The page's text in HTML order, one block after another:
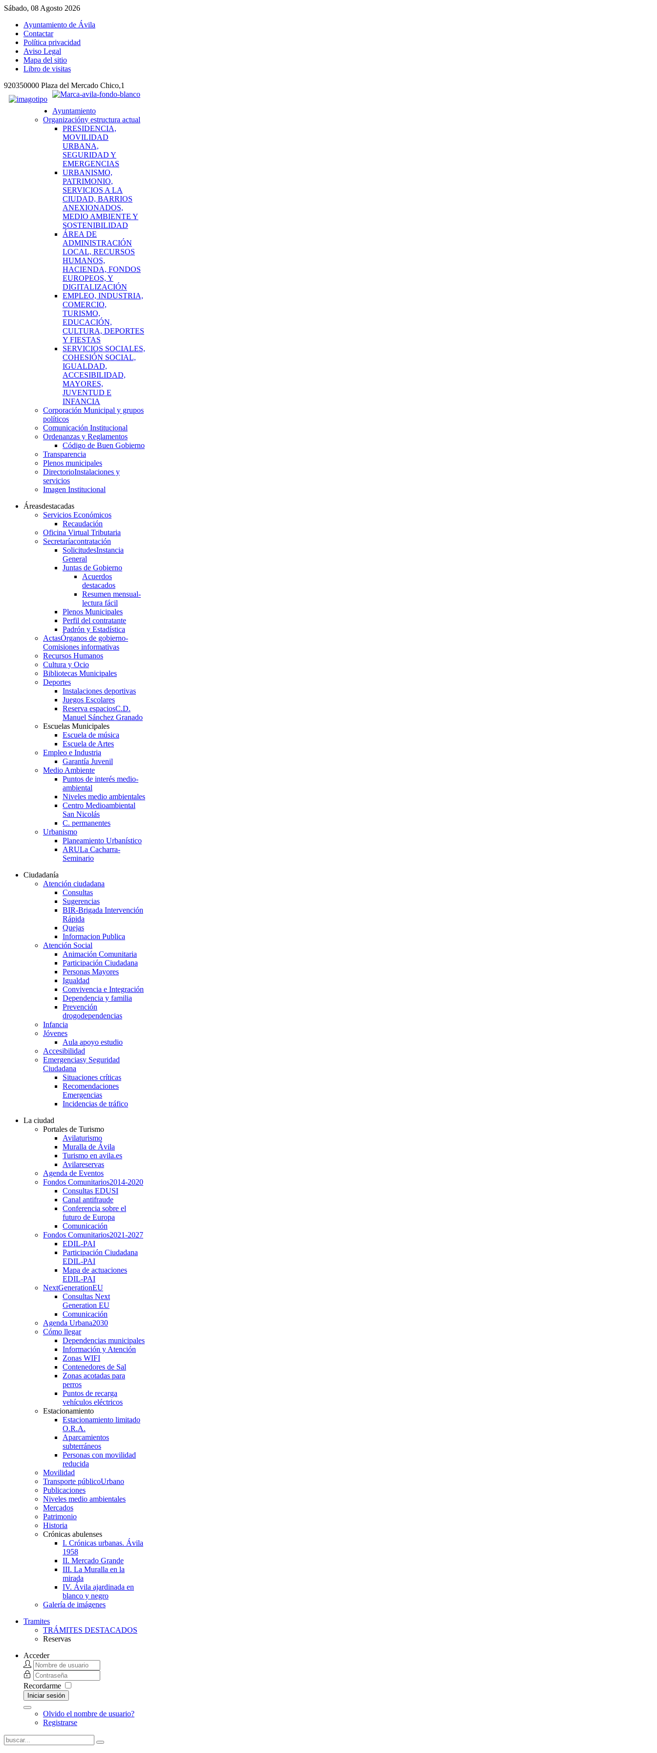
Sábado, 08 Agosto 2026
Ayuntamiento de Ávila
Contactar
Política privacidad
Aviso Legal
Mapa del sitio
Libro de visitas
920350000 Plaza del Mercado Chico,1
Ayuntamiento
Organizacióny estructura actual
PRESIDENCIA,
MOVILIDAD
URBANA,
SEGURIDAD Y
EMERGENCIAS
URBANISMO,
PATRIMONIO,
SERVICIOS A LA
CIUDAD, BARRIOS
ANEXIONADOS,
MEDIO AMBIENTE Y
SOSTENIBILIDAD
ÁREA DE
ADMINISTRACIÓN
LOCAL, RECURSOS
HUMANOS,
HACIENDA, FONDOS
EUROPEOS, Y
DIGITALIZACIÓN
EMPLEO, INDUSTRIA,
COMERCIO,
TURISMO,
EDUCACIÓN,
CULTURA, DEPORTES
Y FIESTAS
SERVICIOS SOCIALES,
COHESIÓN SOCIAL,
IGUALDAD,
ACCESIBILIDAD,
MAYORES,
JUVENTUD E
INFANCIA
Corporación Municipal y grupos
políticos
Comunicación Institucional
Ordenanzas y Reglamentos
Código de Buen Gobierno
Transparencia
Plenos municipales
DirectorioInstalaciones y
servicios
Imagen Institucional
Áreasdestacadas
Servicios Económicos
Recaudación
Oficina Virtual Tributaria
Secretaríacontratación
SolicitudesInstancia
General
Juntas de Gobierno
Acuerdos
destacados
Resumen mensual-
lectura fácil
Plenos Municipales
Perfil del contratante
Padrón y Estadística
ActasÓrganos de gobierno-
Comisiones informativas
Recursos Humanos
Cultura y Ocio
Bibliotecas Municipales
Deportes
Instalaciones deportivas
Juegos Escolares
Reserva espaciosC.D.
Manuel Sánchez Granado
Escuelas Municipales
Escuela de música
Escuela de Artes
Empleo e Industria
Garantía Juvenil
Medio Ambiente
Puntos de interés medio-
ambiental
Niveles medio ambientales
Centro Medioambiental
San Nicolás
C. permanentes
Urbanismo
Planeamiento Urbanístico
ARULa Cacharra-
Seminario
Ciudadanía
Atención ciudadana
Consultas
Sugerencias
BIR-Brigada Intervención
Rápida
Quejas
Informacion Publica
Atención Social
Animación Comunitaria
Participación Ciudadana
Personas Mayores
Igualdad
Convivencia e Integración
Dependencia y familia
Prevención
drogodependencias
Infancia
Jóvenes
Aula apoyo estudio
Accesibilidad
Emergenciasy Seguridad
Ciudadana
Situaciones críticas
Recomendaciones
Emergencias
Incidencias de tráfico
La ciudad
Portales de Turismo
Avilaturismo
Muralla de Ávila
Turismo en avila.es
Avilareservas
Agenda de Eventos
Fondos Comunitarios2014-2020
Consultas EDUSI
Canal antifraude
Conferencia sobre el
futuro de Europa
Comunicación
Fondos Comunitarios2021-2027
EDIL-PAI
Participación Ciudadana
EDIL-PAI
Mapa de actuaciones
EDIL-PAI
NextGenerationEU
Consultas Next
Generation EU
Comunicación
Agenda Urbana2030
Cómo llegar
Dependencias municipales
Información y Atención
Zonas WIFI
Contenedores de Sal
Zonas acotadas para
perros
Puntos de recarga
vehículos eléctricos
Estacionamiento
Estacionamiento limitado
O.R.A.
Aparcamientos
subterráneos
Personas con movilidad
reducida
Movilidad
Transporte públicoUrbano
Publicaciones
Niveles medio ambientales
Mercados
Patrimonio
Historia
Crónicas abulenses
I. Crónicas urbanas. Ávila
1958
II. Mercado Grande
III. La Muralla en la
mirada
IV. Ávila ajardinada en
blanco y negro
Galería de imágenes
Tramites
TRÁMITES DESTACADOS
Reservas
Acceder
Recordarme
Iniciar sesión
Olvido el nombre de usuario?
Registrarse